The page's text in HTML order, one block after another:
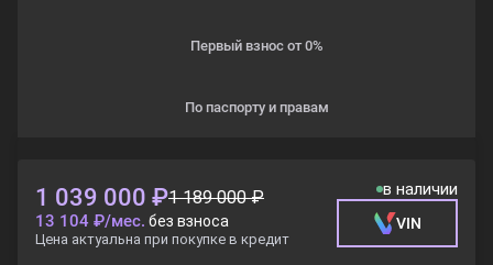
Первый взнос от 0%
По паспорту и правам
1 039 000 ₽1 189 000 ₽
13 104 ₽/мес. без взноса
Цена актуальна при покупке в кредит
в наличии
VIN